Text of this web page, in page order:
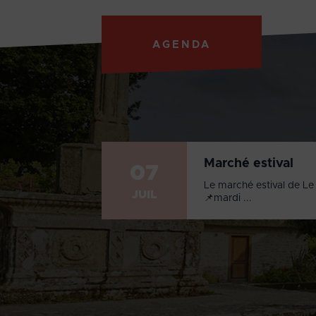
AGENDA
Marché estival
Le marché estival de
📌mardi ...